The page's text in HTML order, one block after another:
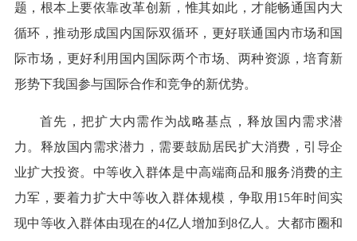
题，根本上要依靠改革创新，惟其如此，才能畅通国内大
循环，推动形成国内国际双循环，更好联通国内市场和国
际市场，更好利用国内国际两个市场、两种资源，培育新
形势下我国参与国际合作和竞争的新优势。
首先，把扩大内需作为战略基点，释放国内需求潜
力。释放国内需求潜力，需要鼓励居民扩大消费，引导企
业扩大投资。中等收入群体是中高端商品和服务消费的主
力军，要着力扩大中等收入群体规模，争取用15年时间实
现中等收入群体由现在的4亿人增加到8亿人。大都市圈和